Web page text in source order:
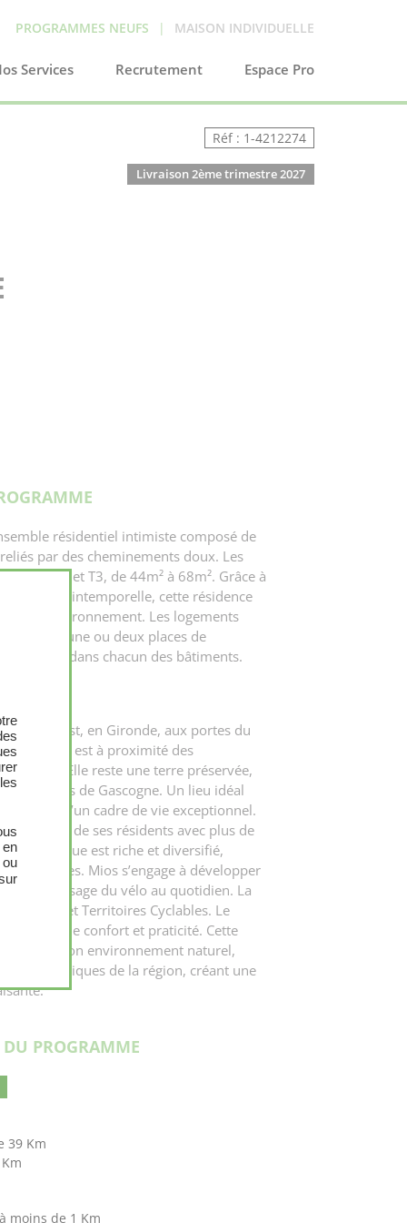
PROGRAMMES NEUFS | MAISON INDIVIDUELLE
Services Recrutement Espace Pro
Réf : 1-4212274
Livraison 2ème trimestre 2027
résidentiel intimiste composé de
par des cheminements doux. Les
des T2 et T3, de 44m² à 68m². Grâce à
et intemporelle, cette résidence
son environnement. Les logements
avec une ou deux places de
à vélos dans chacun des bâtiments.
Sud-Ouest, en Gironde, aux portes du
ville nature est à proximité des
Teich. Elle reste une terre préservée,
Landes de Gascogne. Un lieu idéal
profiter d’un cadre de vie exceptionnel.
proche de ses résidents avec plus de
économique est riche et diversifié,
entreprises. Mios s’engage à développer
l’usage du vélo au quotidien. La
des Villes et Territoires Cyclables. Le
vie qui allie confort et praticité. Cette
par son environnement naturel,
typiques de la région, créant une
DU PROGRAMME
39 Km
moins de 1 Km